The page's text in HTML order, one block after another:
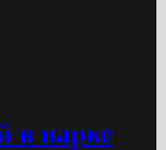
в парке